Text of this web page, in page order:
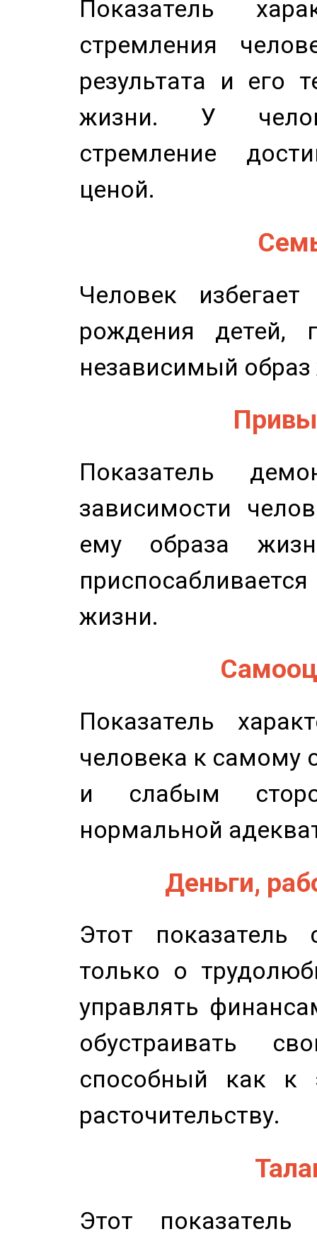
Показатель
стремления
результата и его
жизни. У
стремление
ценой.
Человек
рождения детей,
независимый
Показатель
зависимости
ему образа
жизни.
Показатель
человека к самому
и слабым
нормальной
Деньги,
Этот показатель
только о
управлять
обустраивать
способный как к
расточительству.
Этот показатель